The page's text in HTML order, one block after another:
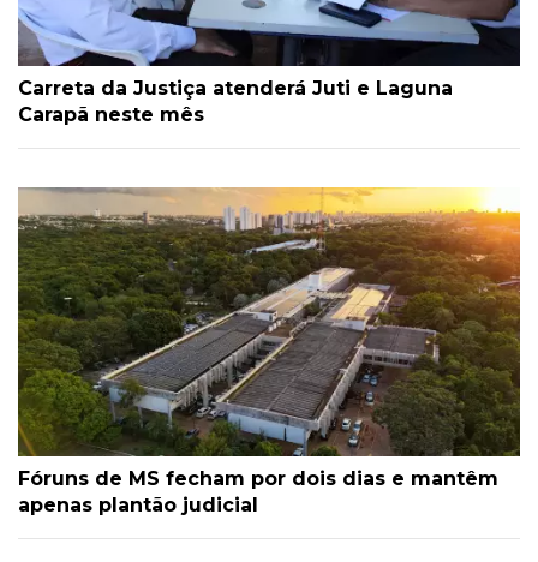
Carreta da Justiça atenderá Juti e Laguna
Carapã neste mês
Fóruns de MS fecham por dois dias e mantêm
apenas plantão judicial